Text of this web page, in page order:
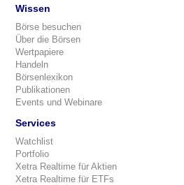
Wissen
Börse besuchen
Über die Börsen
Wertpapiere
Handeln
Börsenlexikon
Publikationen
Events und Webinare
Services
Watchlist
Portfolio
Xetra Realtime für Aktien
Xetra Realtime für ETFs